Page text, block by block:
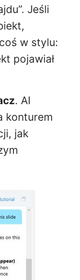
Jeśli
w stylu:
pojawiał
. AI
konturem
jak